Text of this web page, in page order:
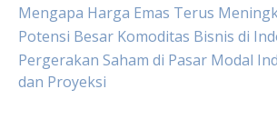
Mengapa Harga Emas Terus
Potensi Besar Komoditas Bisnis di
Pergerakan Saham di Pasar Modal
dan Proyeksi